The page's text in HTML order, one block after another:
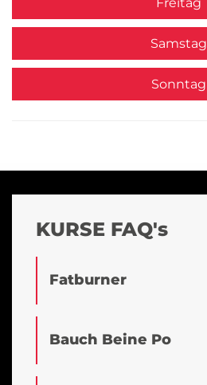
Samstag
Sonntag
KURSE FAQ's
Fatburner
Bauch Beine Po